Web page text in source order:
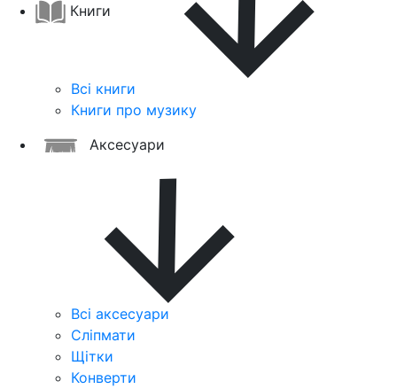
Книги
Всі книги
Книги про музику
Аксесуари
Всі аксесуари
Сліпмати
Щітки
Конверти